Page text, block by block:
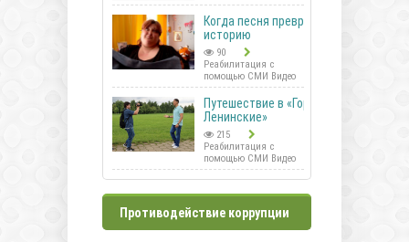
Когда песня превращается в
историю
90
Реабилитация с
помощью СМИ Видео
Путешествие в «Горки
Ленинские»
215
Реабилитация с
помощью СМИ Видео
Противодействие коррупции